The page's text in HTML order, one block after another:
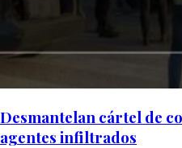
Desmantelan cártel de
agentes infiltrados